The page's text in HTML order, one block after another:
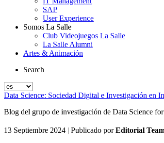
SAP
User Experience
Somos La Salle
Club Videojuegos La Salle
La Salle Alumni
Artes & Animación
Search
Data Science: Sociedad Digital e Investigación en
Blog del grupo de investigación de Data Science
13 Septiembre 2024 | Publicado porEditorial